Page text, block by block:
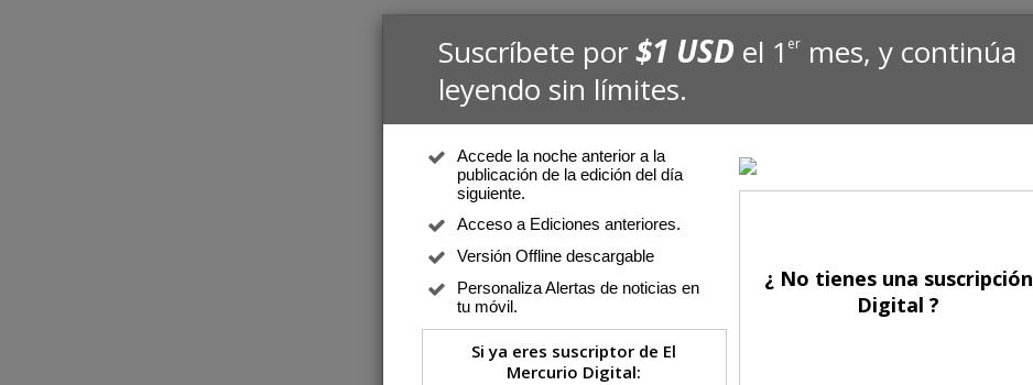
Suscríbete por$1 USD el 1er mes, y continúa
leyendo sin límites.
Accede la noche anterior a la
publicación de la edición del día
siguiente.
Acceso a Ediciones anteriores.
Versión Offline descargable
Personaliza Alertas de noticias en
tu móvil.
Si ya eres suscriptor de El
Mercurio Digital:
¿ No tienes una suscripción
Digital ?